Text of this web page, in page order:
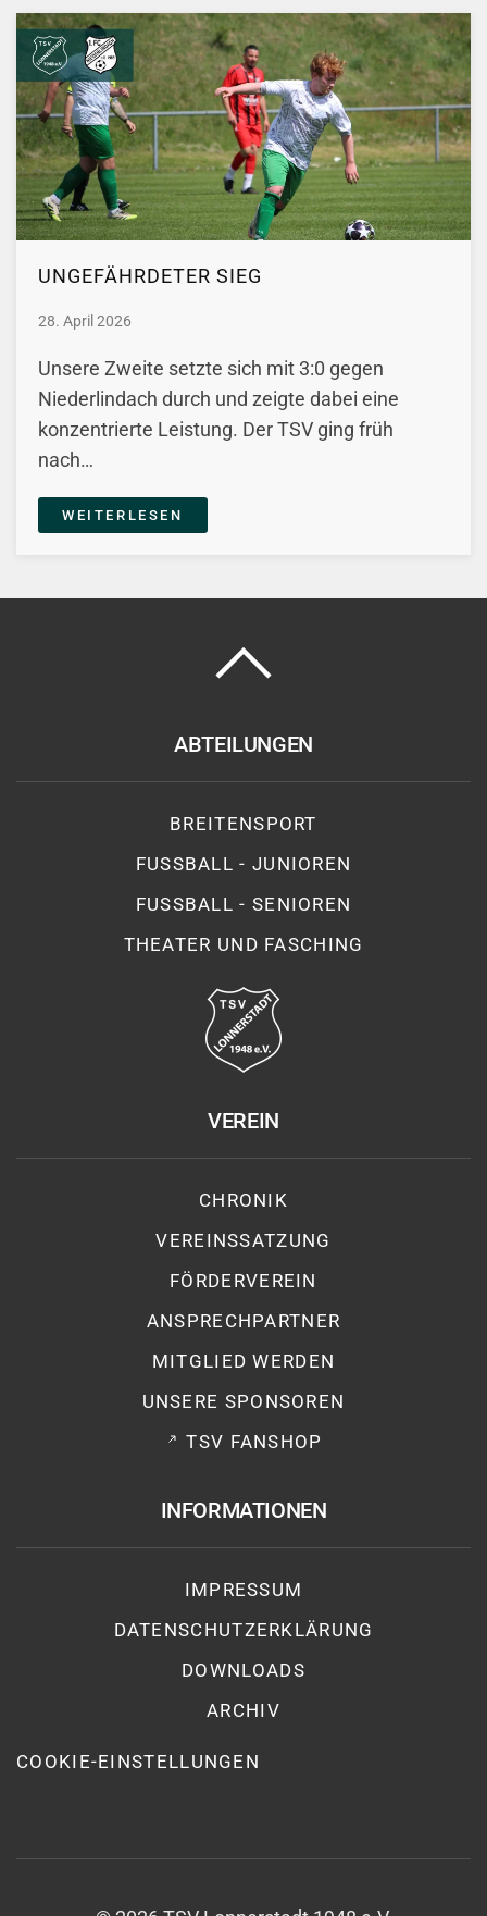
UNGEFÄHRDETER SIEG
28. April 2026
Unsere Zweite setzte sich mit 3:0 gegen
Niederlindach durch und zeigte dabei eine
konzentrierte Leistung. Der TSV ging früh
nach…
WEITERLESEN
ABTEILUNGEN
BREITENSPORT
FUSSBALL - JUNIOREN
FUSSBALL - SENIOREN
THEATER UND FASCHING
VEREIN
CHRONIK
VEREINSSATZUNG
FÖRDERVEREIN
ANSPRECHPARTNER
MITGLIED WERDEN
UNSERE SPONSOREN
TSV FANSHOP
INFORMATIONEN
IMPRESSUM
DATENSCHUTZ­ERKLÄRUNG
DOWNLOADS
ARCHIV
COOKIE-EINSTELLUNGEN